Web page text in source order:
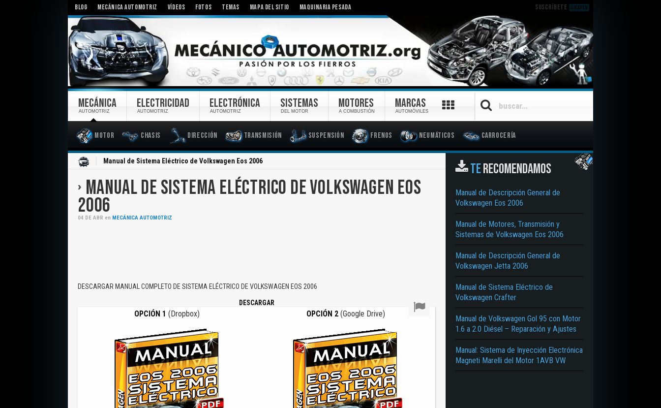
BLOG MECÁNICA AUTOMOTRIZ VÍDEOS FOTOS TEMAS MAPA DEL SITIO MAQUINARIA PESADA SUSCRÍBETE GRATIS
MECÁNICA
AUTOMOTRIZ
Motor Chasis Dirección Transmisión Suspensión Frenos Neumáticos Carrocería
ELECTRICIDAD
AUTOMOTRIZ
ELECTRÓNICA
AUTOMOTRIZ
SISTEMAS
DEL MOTOR
MOTORES
A COMBUSTIÓN
MARCAS
AUTOMÓVILES
Manual de Sistema Eléctrico de Volkswagen Eos 2006
MANUAL DE SISTEMA ELÉCTRICO DE VOLKSWAGEN EOS
2006
04 DE ABR en MECÁNICA AUTOMOTRIZ
DESCARGAR MANUAL COMPLETO DE SISTEMA ELÉCTRICO DE VOLKSWAGEN EOS 2006
DESCARGAR
OPCIÓN 1 (Dropbox) OPCIÓN 2 (Google Drive)
TERECOMENDAMOS
Manual de Descripción General de
Volkswagen Eos 2006
Manual de Motores, Transmisión y
Sistemas de Volkswagen Eos 2006
Manual de Descripción General de
Volkswagen Jetta 2006
Manual de Sistema Eléctrico de
Volkswagen Crafter
Manual de Volkswagen Gol 95 con Motor
1.6 a 2.0 Diésel – Reparación y Ajustes
Manual: Sistema de Inyección Electrónica
Magneti Marelli del Motor 1AVB VW